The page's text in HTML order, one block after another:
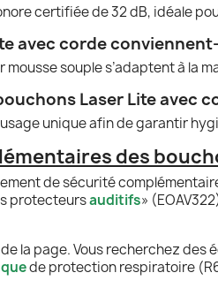
certifiée de 32 dB, idéale
avec corde
mousse souple s’adaptent à
Laser Lite avec
unique afin de garantir
des
de sécurité
protecteursauditifs»
la page. Vous recherchez
de protection respiratoire